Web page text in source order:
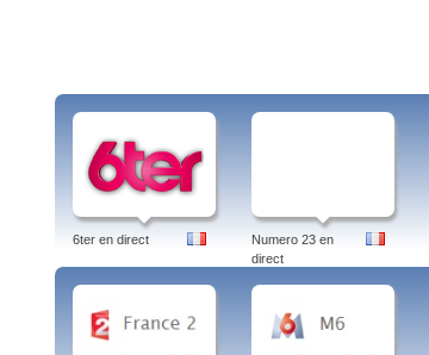
6ter en direct
Numero 23 en
direct